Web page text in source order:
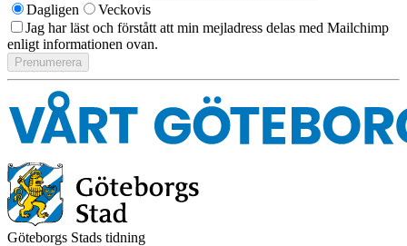
Dagligen
Veckovis
Jag har läst och förstått att min mejladress delas med Mailchimp
enligt informationen ovan.
Göteborgs Stads tidning